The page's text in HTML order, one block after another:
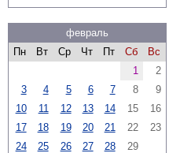
февраль
Пн
Вт Ср Чт Пт Сб
Вс
1
2
3
4 5 6 7 8
9
10
11 12 13 14 15
16
17
18 19 20 21 22
23
24
25 26 27 28 29